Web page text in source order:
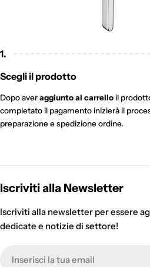
1.
Scegli il prodotto
Dopo averaggiunto al carrello il
completato il pagamento inizierà il
preparazione e spedizione ordine.
Iscriviti alla Newsletter
Iscriviti alla newsletter per essere
dedicate e notizie di settore!